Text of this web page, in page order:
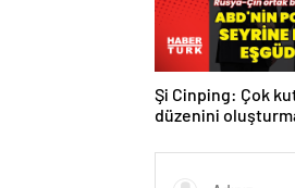
Şi Cinping: Çok
düzenini